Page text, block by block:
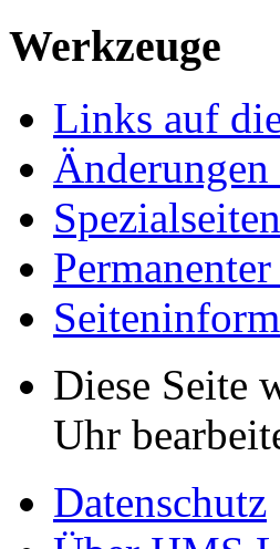
Werkzeuge
Links auf
Spezialseiten
Diese Seite
Uhr
Datenschutz